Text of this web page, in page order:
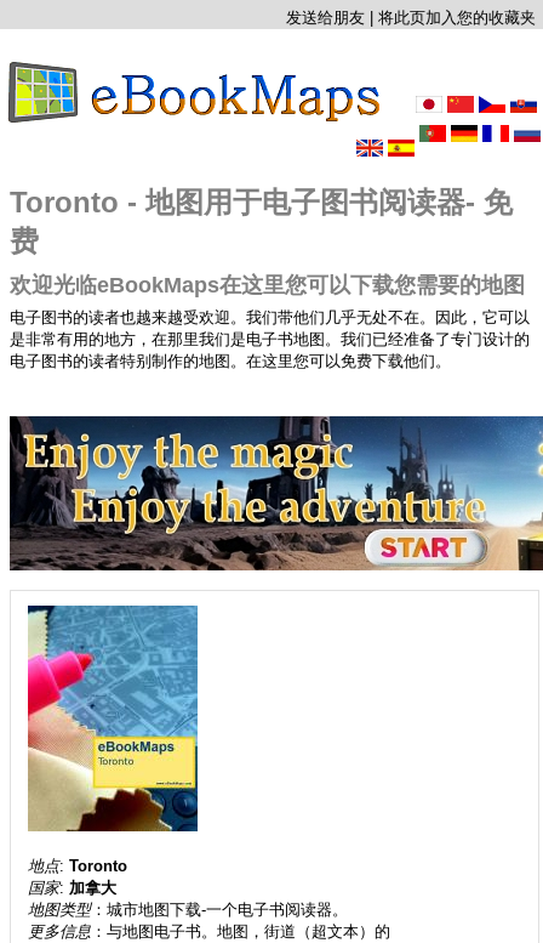
发送给朋友 将此页加入您的收藏夹
Toronto - 地图用于电子图书阅读器- 免
费
欢迎光临eBookMaps在这里您可以下载您需要的地图
电子图书的读者也越来越受欢迎。我们带他们几乎无处不在。因此，它可以
是非常有用的地方，在那里我们是电子书地图。我们已经准备了专门设计的
电子图书的读者特别制作的地图。在这里您可以免费下载他们。
地点:Toronto
国家:加拿大
地图类型：城市地图下载-一个电子书阅读器。
更多信息 ：与地图电子书。地图，街道（超文本）的